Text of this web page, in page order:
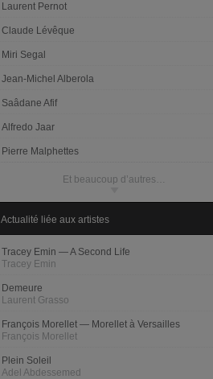
Laurent Pernot
Claude Lévêque
Miri Segal
Jean-Michel Alberola
Saâdane Afif
Alfredo Jaar
Pierre Malphettes
Et beaucoup d’autres…
Actualité liée aux artistes
Tracey Emin — A Second Life
Tracey Emin
Demeure
Laurent Grasso
François Morellet — Morellet à Versailles
François Morellet
Plein Soleil
Adel Abdessemed